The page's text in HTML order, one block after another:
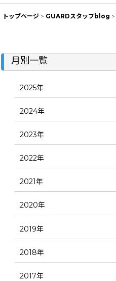
トップページ > GUARDスタッフblog >
月別一覧
2025年
2024年
2023年
2022年
2021年
2020年
2019年
2018年
2017年